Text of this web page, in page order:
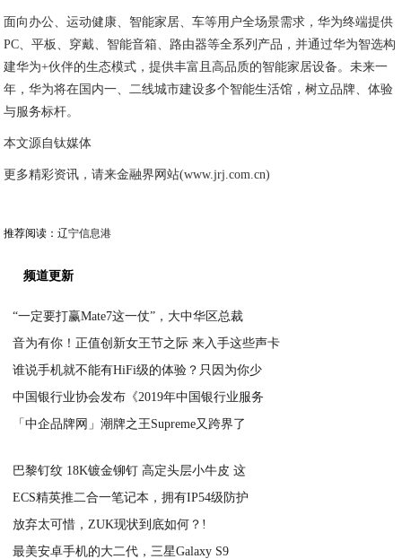
面向办公、运动健康、智能家居、车等用户全场景需求，华为终端提供
PC、平板、穿戴、智能音箱、路由器等全系列产品，并通过华为智选构
建华为+伙伴的生态模式，提供丰富且高品质的智能家居设备。未来一
年，华为将在国内一、二线城市建设多个智能生活馆，树立品牌、体验
与服务标杆。
本文源自钛媒体
更多精彩资讯，请来金融界网站(www.jrj.com.cn)
推荐阅读：辽宁信息港
频道更新
“一定要打赢Mate7这一仗”，大中华区总裁
音为有你！正值创新女王节之际 来入手这些声卡
谁说手机就不能有HiFi级的体验？只因为你少
中国银行业协会发布《2019年中国银行业服务
「中企品牌网」潮牌之王Supreme又跨界了
巴黎钉纹 18K镀金铆钉 高定头层小牛皮 这
ECS精英推二合一笔记本，拥有IP54级防护
放弃太可惜，ZUK现状到底如何？!
最美安卓手机的大二代，三星Galaxy S9